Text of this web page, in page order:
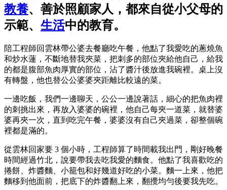
教養、善於照顧家人，都來自從小父母的
示範、 生活中的教育。
陪工程師回雲林帶公婆去餐廳吃午餐，他點了我愛吃的蔥燒魚
和炒水蓮，不斷地替我夾菜，把刺多的部位夾給他自己，給我
的都是腹部魚肉厚實的部位，沾了醬汁後放進我碗裡。桌上沒
有轉盤，他也替公公婆婆夾距離比較遠的菜。
一邊吃飯，我們一邊聊天，公公一邊說著話，細心的把魚肉裡
的刺挑出來，再放入婆婆的碗裡，他自己每夾一道菜，就替婆
婆再夾一次，直到吃完午餐，婆婆沒有自己夾過菜，卻整個碗
裡都是滿的。
從雲林回家要 3 個小時，工程師算了時間載我出門，剛好晚餐
時間經過竹北，說要帶我去吃我愛的麵食。他點了我喜歡吃的
捲餅、炸醬麵、小籠包和好幾道好吃的小菜。麵一上來，他把
麵移到他面前，把底下的炸醬翻上來，翻攪均勻後要我先吃。